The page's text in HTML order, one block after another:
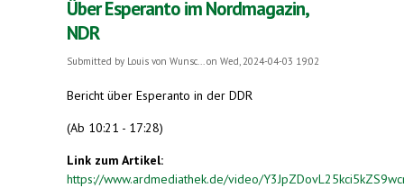
Über Esperanto im Nordmagazin,
NDR
Submitted by Louis von Wunsc... on Wed, 2024-04-03 19:02
Bericht über Esperanto in der DDR
(Ab 10:21 - 17:28)
Link zum Artikel:
https://www.ardmediathek.de/video/